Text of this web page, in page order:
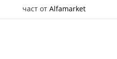
част от Alfamarket